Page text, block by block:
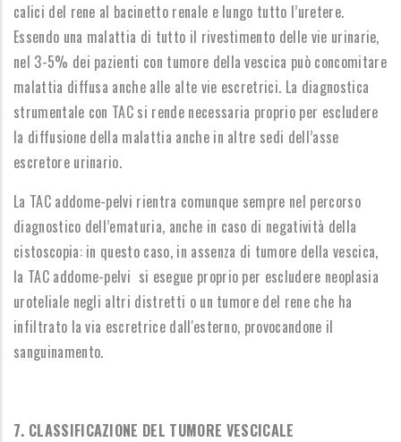
calici del rene al bacinetto renale e lungo tutto l’uretere.
Essendo una malattia di tutto il rivestimento delle vie urinarie,
nel 3-5% dei pazienti con tumore della vescica può concomitare
malattia diffusa anche alle alte vie escretrici. La diagnostica
strumentale con TAC si rende necessaria proprio per escludere
la diffusione della malattia anche in altre sedi dell’asse
escretore urinario.
La TAC addome-pelvi rientra comunque sempre nel percorso
diagnostico dell’ematuria, anche in caso di negatività della
cistoscopia: in questo caso, in assenza di tumore della vescica,
la TAC addome-pelvi si esegue proprio per escludere neoplasia
uroteliale negli altri distretti o un tumore del rene che ha
infiltrato la via escretrice dall'esterno, provocandone il
sanguinamento.
7. CLASSIFICAZIONE DEL TUMORE VESCICALE